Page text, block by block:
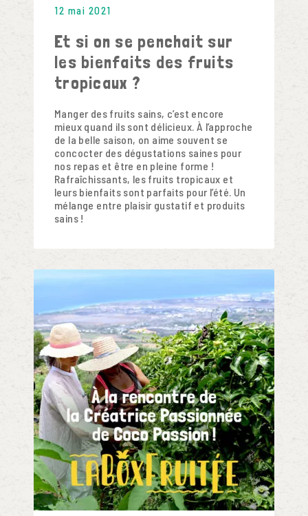
12 mai 2021
Et si on se penchait sur
les bienfaits des fruits
tropicaux ?
Manger des fruits sains, c’est encore
mieux quand ils sont délicieux. À l’approche
de la belle saison, on aime souvent se
concocter des dégustations saines pour
nos repas et être en pleine forme !
Rafraîchissants, les fruits tropicaux et
leurs bienfaits sont parfaits pour l’été. Un
mélange entre plaisir gustatif et produits
sains !